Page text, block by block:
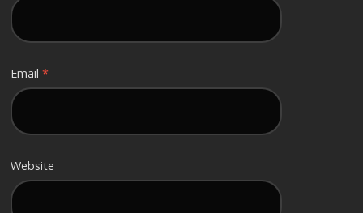
Email*
Website